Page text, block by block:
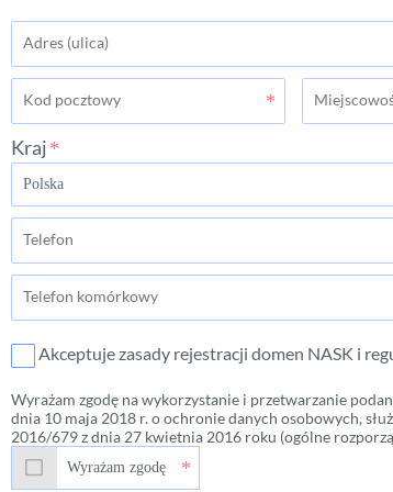
Kraj
Akceptuje zasady rejestracji domen NASK i
Wyrażam zgodę na wykorzystanie i przetwarzanie
dnia 10 maja 2018 r. o ochronie danych osobowych,
2016/679 z dnia 27 kwietnia 2016 roku (ogólne
Wyrażam zgodę